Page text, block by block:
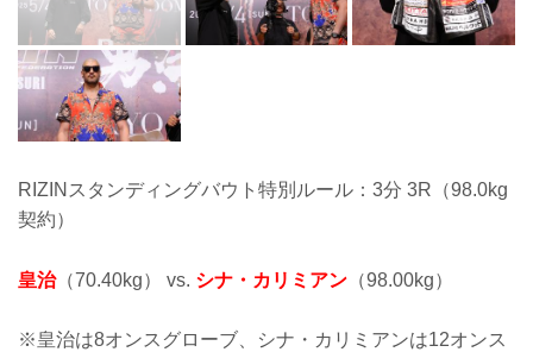
RIZINスタンディングバウト特別ルール：3分 3R（98.0kg
契約）
皇治（70.40kg） vs. シナ・カリミアン （98.00kg）
※皇治は8オンスグローブ、シナ・カリミアンは12オンス